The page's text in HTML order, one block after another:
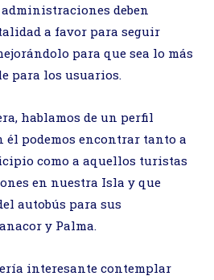
deben
a favor para seguir
para que sea lo más
para los usuarios.
hablamos de un perfil
él podemos encontrar tanto a
como a aquellos turistas
en nuestra Isla y que
autobús para sus
y Palma.
interesante contemplar